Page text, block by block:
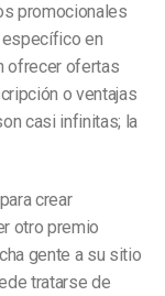
promocionales
específico en
ofrecer ofertas
o ventajas
casi infinitas; la
crear
otro premio
gente a su sitio
tratarse de